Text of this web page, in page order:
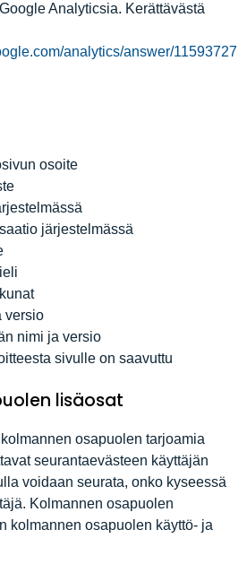
Analyticsia. Kerättävästä
analytics/answer/11593727
osoite
järjestelmässä
versio
nimi ja versio
sivulle on saavuttu
lisäosat
osapuolen tarjoamia
seurantaevästeen käyttäjän
voidaan seurata, onko kyseessä
Kolmannen osapuolen
kolmannen osapuolen käyttö- ja